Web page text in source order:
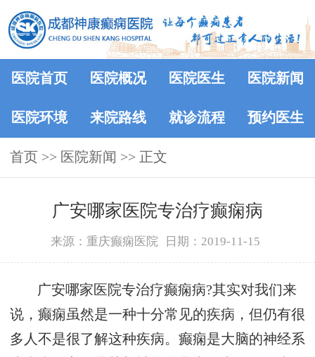
医院首页 医院概况 医院医生 医院新闻
医院环境 来院路线 就诊流程 预约医生
首页 >> 医院新闻 >> 正文
广安哪家医院专治疗癫痫病
来源：重庆癫痫医院 日期：2019-11-15
广安哪家医院专治疗癫痫病?其实对我们来
说，癫痫虽然是一种十分常见的疾病，但仍有很
多人不是很了解这种疾病。癫痫是大脑的神经系